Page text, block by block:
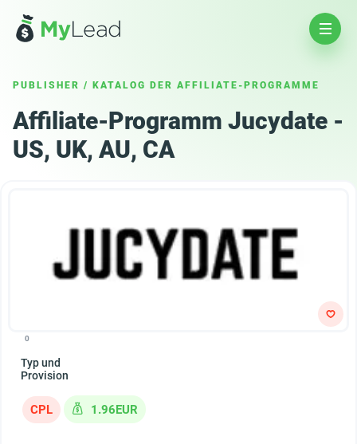
PUBLISHER / KATALOG DER AFFILIATE-PROGRAMME
Affiliate-Programm Jucydate -
US, UK, AU, CA
0
Typ und
Provision
CPL 1.96EUR